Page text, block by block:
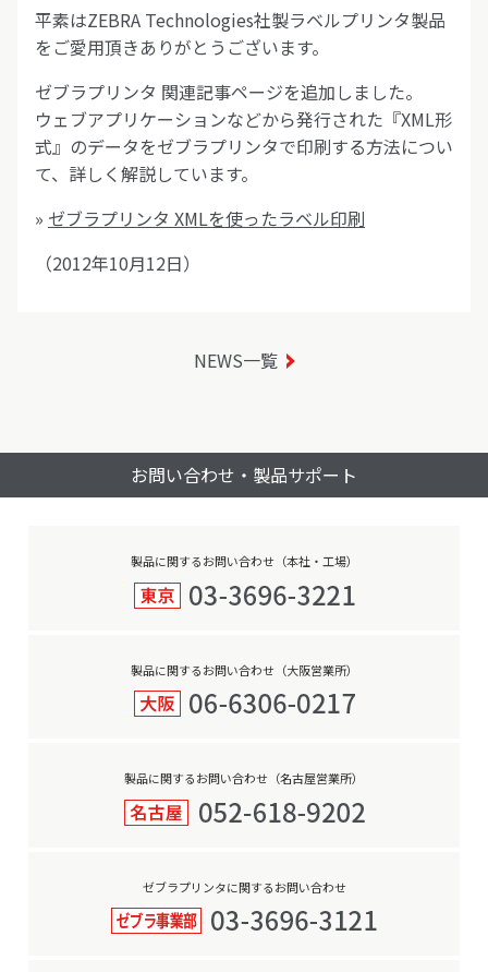
平素はZEBRA Technologies社製ラベルプリンタ製品
をご愛用頂きありがとうございます。
ゼブラプリンタ 関連記事ページを追加しました。
ウェブアプリケーションなどから発行された『XML形
式』のデータをゼブラプリンタで印刷する方法につい
て、詳しく解説しています。
» ゼブラプリンタ XMLを使ったラベル印刷
（2012年10月12日）
NEWS一覧
お問い合わせ・製品サポート
製品に関するお問い合わせ（本社・工場）
製品に関するお問い合わせ（大阪営業所）
製品に関するお問い合わせ（名古屋営業所）
ゼブラプリンタに関するお問い合わせ